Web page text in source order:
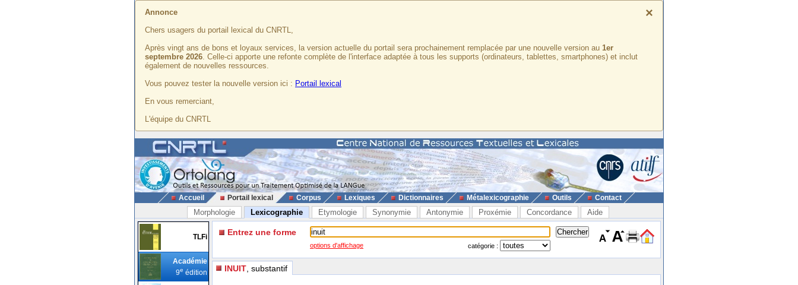
×
Annonce
Chers usagers du portail lexical du CNRTL,
Après vingt ans de bons et loyaux services, la version actuelle du portail sera prochainement remplacée par une nouvelle version au 1er
septembre 2026. Celle-ci apporte une refonte complète de l'interface adaptée à tous les supports (ordinateurs, tablettes, smartphones) et inclut
également de nouvelles ressources.
Vous pouvez tester la nouvelle version ici : Portail lexical
En vous remerciant,
L'équipe du CNRTL
Accueil Portail lexical Corpus Lexiques Dictionnaires Métalexicographie Outils Contact
Morphologie Lexicographie Etymologie Synonymie Antonymie Proxémie Concordance Aide
TLFi
Académie
9e édition
Entrez une forme
options d'affichage catégorie :
INUIT , substantif